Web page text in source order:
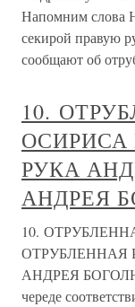
Напомним слова
секирой правую
сообщают об
10.
ОСИРИСА
РУКА
АНДРЕЯ
10.
ОТРУБЛЕННАЯ
АНДРЕЯ
череде